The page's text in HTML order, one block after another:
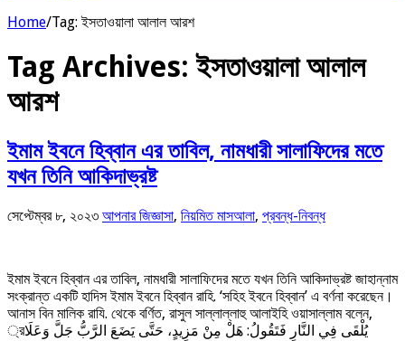
Home/Tag:ইসতাওয়ালা আলাল আরশ
Tag Archives:ইসতাওয়ালা আলাল
আরশ
ইমাম ইবনে হিব্বান এর তাবিল, নামধারী সালাফিদের মতে
যখন তিনি আকিদাভ্রষ্ট
সেপ্টেম্বর ৮, ২০২৩ আপনার জিজ্ঞাসা, নিয়মিত মাসআলা, প্রবন্ধ-নিবন্ধ
ইমাম ইবনে হিব্বান এর তাবিল, নামধারী সালাফিদের মতে যখন তিনি আকিদাভ্রষ্ট জাহান্নাম
সংক্রান্ত একটি হাদিস ইমাম ইবনে হিব্বান রাহি. ‘সহিহ ইবনে হিব্বান’ এ বর্ণনা করেছেন।
আনাস বিন মালিক রাযি. থেকে বর্ণিত, রাসুল সাল্লাল্লাহু আলাইহি ওয়াসাল্লাম বলেন,
্রيُلْقَى فِي النَّارِ فَتَقُولُ: هَلْ مِنْ مَزِيدٍ، حَتَّى يَضَعَ الرَّبُّ جَلَّ وَعَلَا